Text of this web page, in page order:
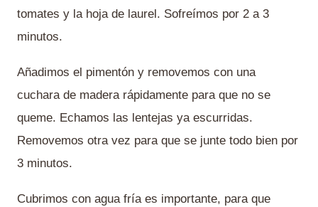
tomates y la hoja de laurel. Sofreímos por 2 a 3
minutos.
Añadimos el pimentón y removemos con una
cuchara de madera rápidamente para que no se
queme. Echamos las lentejas ya escurridas.
Removemos otra vez para que se junte todo bien por
3 minutos.
Cubrimos con agua fría es importante, para que